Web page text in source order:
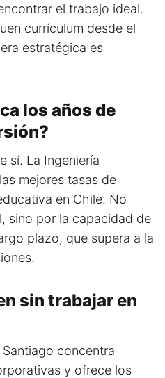
el trabajo ideal.
currículum desde el
estratégica es
los años de
sí. La Ingeniería
mejores tasas de
en Chile. No
sino por la capacidad de
plazo, que supera a la
sin trabajar en
Santiago concentra
y ofrece los